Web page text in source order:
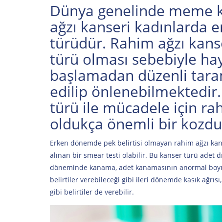
Dünya genelinde meme
ağzı kanseri kadınlarda
türüdür. Rahim ağzı
türü olması sebebiyle
başlamadan düzenli
edilip
türü ile mücadele için
oldukça önemli bir
Erken dönemde pek belirtisi olmayan rahim ağzı
alınan bir smear testi olabilir. Bu kanser türü adet
döneminde kanama, adet kanamasının anormal
belirtiler verebileceği gibi ileri dönemde kasık
gibi belirtiler de verebilir.